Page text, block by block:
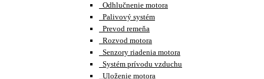
Odhlučnenie motora
Palivový systém
Prevod remeňa
Rozvod motora
Senzory riadenia motora
Systém prívodu vzduchu
Uloženie motora